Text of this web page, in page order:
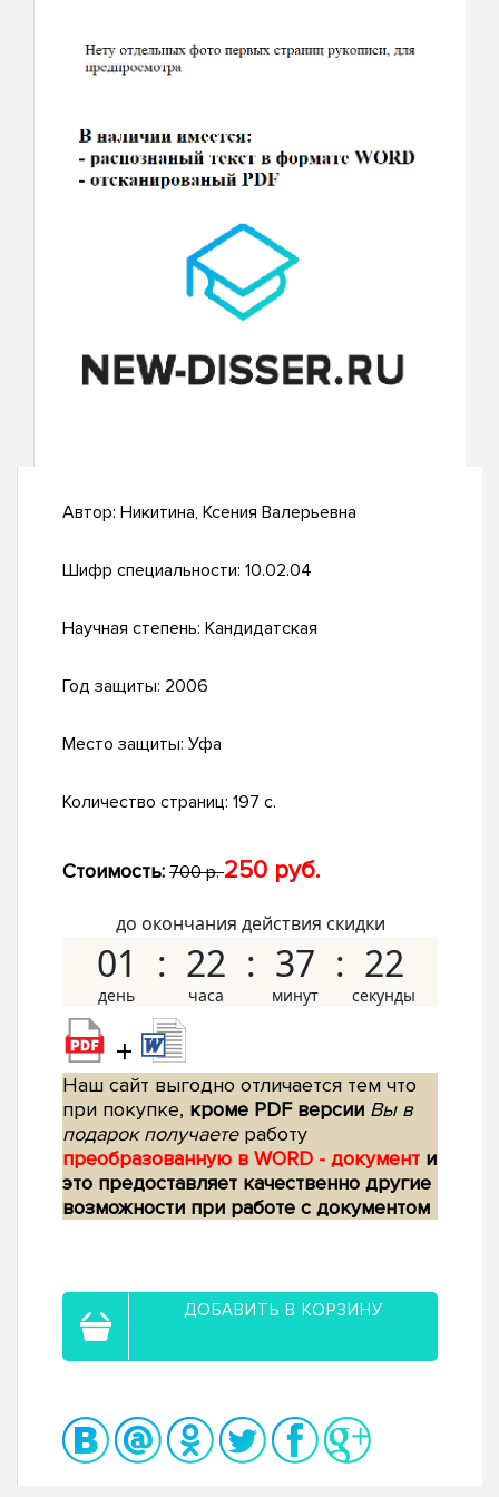
Автор: Никитина, Ксения Валерьевна
Шифр специальности: 10.02.04
Научная степень: Кандидатская
Год защиты: 2006
Место защиты: Уфа
Количество страниц: 197 с.
Стоимость: 700 р.250 руб.
до окончания действия скидки
01 22 37 21
+
Наш сайт выгодно отличается тем что
при покупке, кроме PDF версии Вы в
подарок получаетеработу
преобразованную в WORD - документ и
это предоставляет качественно другие
возможности при работе с документом
ДОБАВИТЬ В КОРЗИНУ